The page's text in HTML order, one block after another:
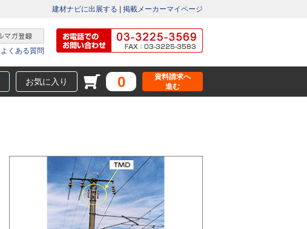
建材ナビに出展する 掲載メーカーマイページ
よくある質問
お気に入り 0
資料請求へ
進む